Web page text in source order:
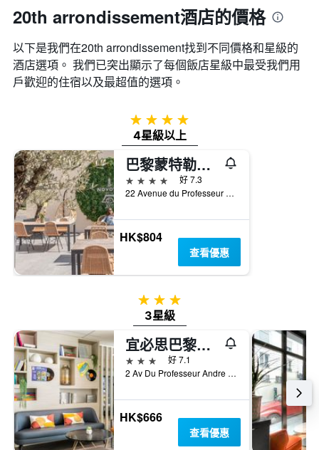
20th arrondissement酒店的價格
以下是我們在20th arrondissement找到不同價格和星級的
酒店選項。 我們已突出顯示了每個飯店星級中最受我們用
戶歡迎的住宿以及最超值的選項。
4星級
4星級以上
巴黎蒙特勒伊文森斯諾富特套房酒店
4星級
好 7.3
22 Avenue du Professeur Lemierre, 巴黎, 法國
HK$804
查看優惠
3星級
3星級
宜必思巴黎德蒙特勒伊門酒店
3星級
好 7.1
2 Av Du Professeur Andre Lemierre, 巴黎, 法國
HK$666
查看優惠